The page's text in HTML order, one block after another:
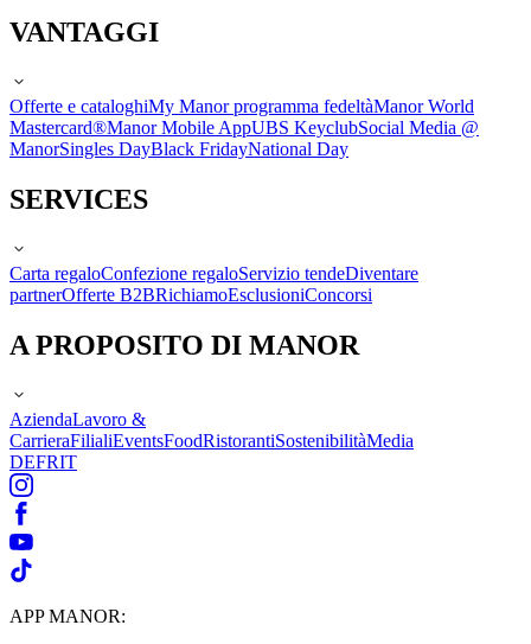
VANTAGGI
Offerte e cataloghiMy Manor programma fedeltàManor World
Mastercard®Manor Mobile AppUBS KeyclubSocial Media @
ManorSingles DayBlack FridayNational Day
SERVICES
Carta regaloConfezione regaloServizio tendeDiventare
partnerOfferte B2BRichiamoEsclusioniConcorsi
A PROPOSITO DI MANOR
AziendaLavoro &
CarrieraFilialiEventsFoodRistorantiSostenibilitàMedia
DEFRIT
APP MANOR: